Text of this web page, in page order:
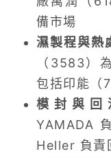
備市場
濕製程與熱
（3583）
包括印能（
模封與回
YAMADA
Heller 負責